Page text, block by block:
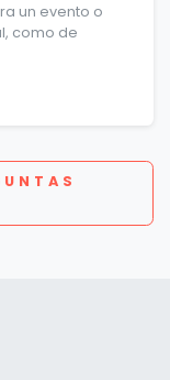
un evento o
como de